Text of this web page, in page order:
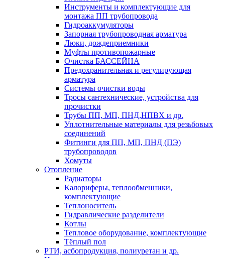
Инструменты и комплектующие для
монтажа ПП трубопровода
Гидроаккумуляторы
Запорная трубопроводная арматура
Люки, дождеприемники
Муфты противопожарные
Очистка БАССЕЙНА
Предохранительная и регулирующая
арматура
Системы очистки воды
Тросы сантехнические, устройства для
прочистки
Трубы ПП, МП, ПНД,НПВХ и др.
Уплотнительные материалы для резьбовых
соединений
Фитинги для ПП, МП, ПНД (ПЭ)
трубопроводов
Хомуты
Отопление
Радиаторы
Калориферы, теплообменники,
комплектующие
Теплоноситель
Гидравлические разделители
Котлы
Тепловое оборудование, комплектующие
Тёплый пол
РТИ, асбопродукция, полиуретан и др.